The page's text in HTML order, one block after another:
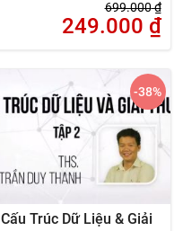
699.000₫
249.000 ₫
Cấu Trúc Dữ Liệu & Giải
-38%